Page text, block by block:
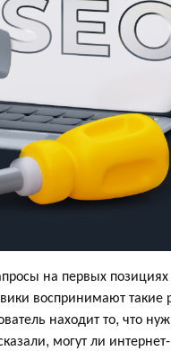
на первых
воспринимают такие
находит то, что
могут ли